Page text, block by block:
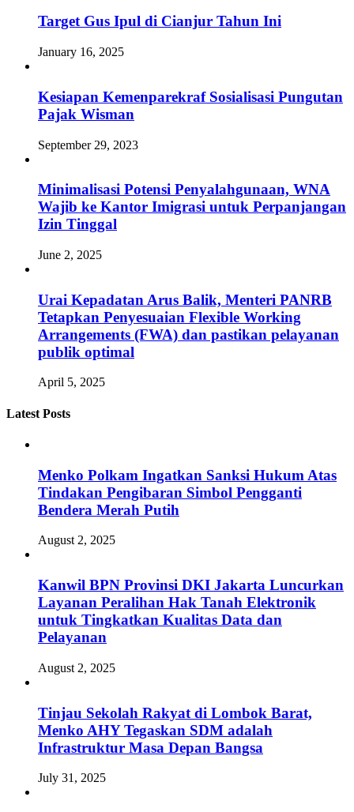
Target Gus Ipul di Cianjur Tahun Ini
January 16, 2025
Kesiapan Kemenparekraf Sosialisasi Pungutan
Pajak Wisman
September 29, 2023
Minimalisasi Potensi Penyalahgunaan, WNA
Wajib ke Kantor Imigrasi untuk Perpanjangan
Izin Tinggal
June 2, 2025
Urai Kepadatan Arus Balik, Menteri PANRB
Tetapkan Penyesuaian Flexible Working
Arrangements (FWA) dan pastikan pelayanan
publik optimal
April 5, 2025
Latest Posts
Menko Polkam Ingatkan Sanksi Hukum Atas
Tindakan Pengibaran Simbol Pengganti
Bendera Merah Putih
August 2, 2025
Kanwil BPN Provinsi DKI Jakarta Luncurkan
Layanan Peralihan Hak Tanah Elektronik
untuk Tingkatkan Kualitas Data dan
Pelayanan
August 2, 2025
Tinjau Sekolah Rakyat di Lombok Barat,
Menko AHY Tegaskan SDM adalah
Infrastruktur Masa Depan Bangsa
July 31, 2025